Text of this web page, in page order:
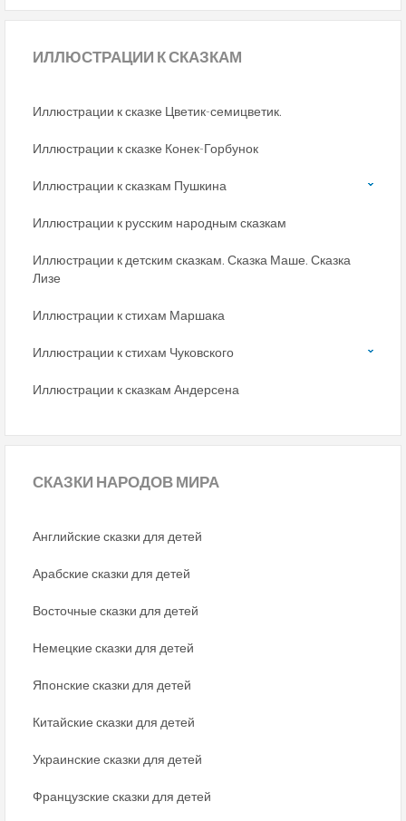
ИЛЛЮСТРАЦИИ К СКАЗКАМ
Иллюстрации к сказке Цветик-семицветик.
Иллюстрации к сказке Конек-Горбунок
Иллюстрации к сказкам Пушкина
Иллюстрации к русским народным сказкам
Иллюстрации к детским сказкам. Сказка Маше. Сказка
Лизе
Иллюстрации к стихам Маршака
Иллюстрации к стихам Чуковского
Иллюстрации к сказкам Андерсена
СКАЗКИ НАРОДОВ МИРА
Английские сказки для детей
Арабские сказки для детей
Восточные сказки для детей
Немецкие сказки для детей
Японские сказки для детей
Китайские сказки для детей
Украинские сказки для детей
Французские сказки для детей